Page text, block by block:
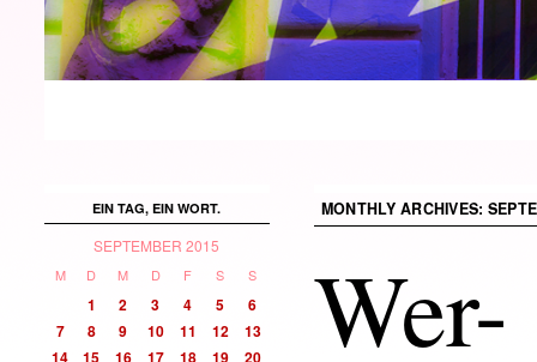
MONTHLY ARCHIVES:
Wer-
EIN TAG, EIN WORT.
SEPTEMBER 2015
M D M D F S S
1 2 3 4 5
6
7
8 9 10 11 12
13
14
15 16 17 18 19
20